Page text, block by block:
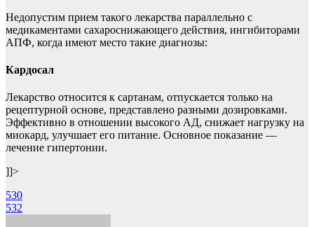
Недопустим прием такого лекарства параллельно с
медикаментами сахароснижающего действия, ингибиторами
АПФ, когда имеют место такие диагнозы:
Кардосал
Лекарство относится к сартанам, отпускается только на
рецептурной основе, представлено разными дозировками.
Эффективно в отношении высокого АД, снижает нагрузку на
миокард, улучшает его питание. Основное показание —
лечение гипертонии.
]]>
Навигация
по
530
532